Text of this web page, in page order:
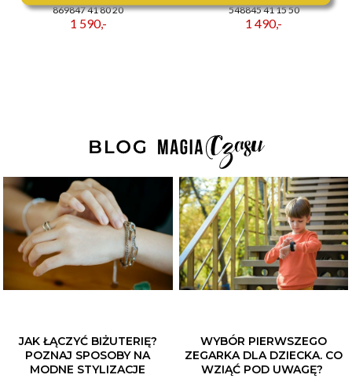
869847 41 80 20
1 590,-
548845 41 15 50
1 490,-
JAK ŁĄCZYĆ BIŻUTERIĘ?
POZNAJ SPOSOBY NA
MODNE STYLIZACJE
WYBÓR PIERWSZEGO
ZEGARKA DLA DZIECKA. CO
WZIĄĆ POD UWAGĘ?